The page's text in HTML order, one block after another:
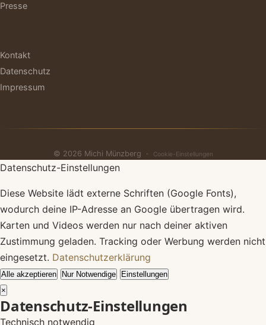
Presse
Kontakt
Datenschutz
Impressum
© 2026 Michi Münzberg · Cookie-Einstellungen
Datenschutz-Einstellungen
Diese Website lädt externe Schriften (Google Fonts),
wodurch deine IP-Adresse an Google übertragen wird.
Karten und Videos werden nur nach deiner aktiven
Zustimmung geladen. Tracking oder Werbung werden nicht
eingesetzt. Datenschutzerklärung
Alle akzeptieren Nur Notwendige
Einstellungen
×
Datenschutz-Einstellungen
Technisch notwendig